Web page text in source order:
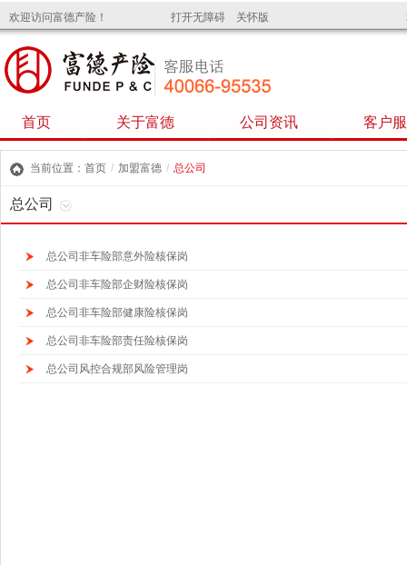
欢迎访问富德产险！ 打开无障碍 关怀版
首页 关于富德 公司资讯 客户
当前位置： 首页 / 加盟富德 / 总公司
总公司
总公司非车险部意外险核保岗
总公司非车险部企财险核保岗
总公司非车险部健康险核保岗
总公司非车险部责任险核保岗
总公司风控合规部风险管理岗